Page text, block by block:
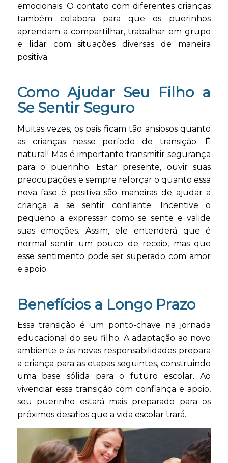
emocionais. O contato com diferentes crianças
também colabora para que os puerinhos
aprendam a compartilhar, trabalhar em grupo
e lidar com situações diversas de maneira
positiva.
Como Ajudar Seu Filho a
Se Sentir Seguro
Muitas vezes, os pais ficam tão ansiosos quanto
as crianças nesse período de transição. É
natural! Mas é importante transmitir segurança
para o puerinho. Estar presente, ouvir suas
preocupações e sempre reforçar o quanto essa
nova fase é positiva são maneiras de ajudar a
criança a se sentir confiante. Incentive o
pequeno a expressar como se sente e valide
suas emoções. Assim, ele entenderá que é
normal sentir um pouco de receio, mas que
esse sentimento pode ser superado com amor
e apoio.
Benefícios a Longo Prazo
Essa transição é um ponto-chave na jornada
educacional do seu filho. A adaptação ao novo
ambiente e às novas responsabilidades prepara
a criança para as etapas seguintes, construindo
uma base sólida para o futuro escolar. Ao
vivenciar essa transição com confiança e apoio,
seu puerinho estará mais preparado para os
próximos desafios que a vida escolar trará.